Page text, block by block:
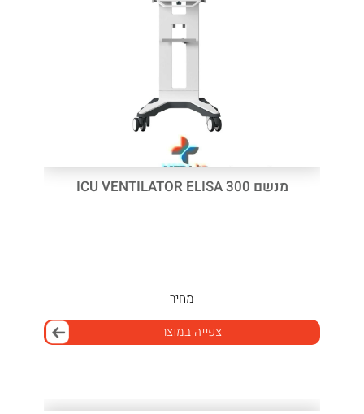
מנשם ICU VENTILATOR ELISA 300
מחיר
צפייה במוצר